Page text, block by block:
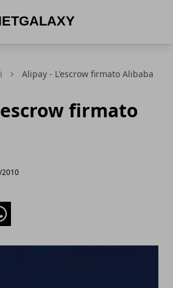
Alipay - L'escrow firmato Alibaba
firmato